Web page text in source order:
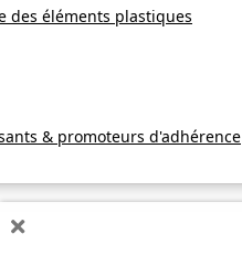
des éléments plastiques
& promoteurs d'adhérence